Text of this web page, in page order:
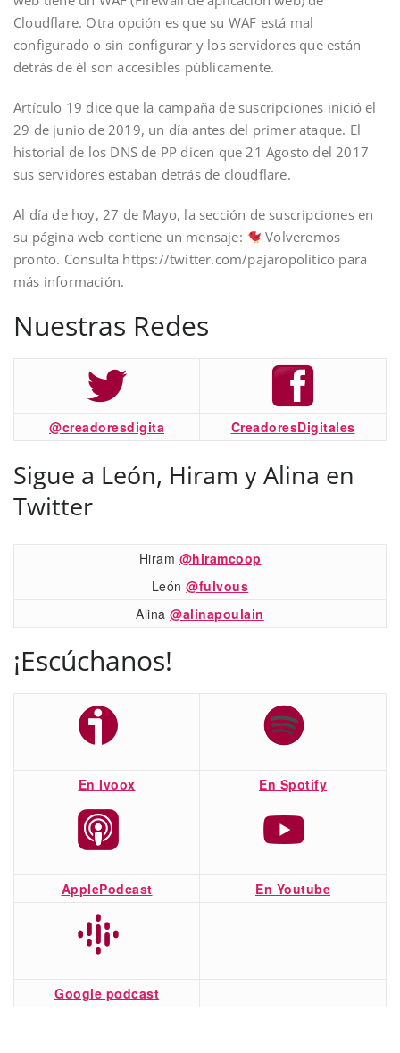
Cloudflare. Otra opción es que su WAF está mal
configurado o sin configurar y los servidores que están
detrás de él son accesibles públicamente.
Artículo 19 dice que la campaña de suscripciones inició el
29 de junio de 2019, un día antes del primer ataque. El
historial de los DNS de PP dicen que 21 Agosto del 2017
sus servidores estaban detrás de cloudflare.
Al día de hoy, 27 de Mayo, la sección de suscripciones en
su página web contiene un mensaje:
Volveremos
pronto. Consulta https://twitter.com/pajaropolitico para
más información.
Nuestras Redes
@creadoresdigita CreadoresDigitales
Sigue a León, Hiram y Alina en
Twitter
Hiram @hiramcoop
León@fulvous
Alina@alinapoulain
¡Escúchanos!
En Ivoox En Spotify
ApplePodcast En Youtube
Google podcast